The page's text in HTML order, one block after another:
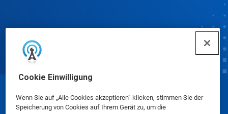
Cookie Einwilligung
Wenn Sie auf „Alle Cookies akzeptieren“ klicken, stimmen Sie der
Speicherung von Cookies auf Ihrem Gerät zu, um die
© Ecolab Inc. 2025